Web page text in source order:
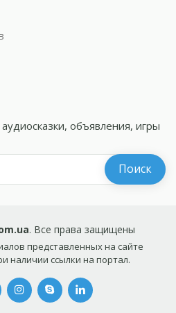
объявления, игры
. Все права защищены
представленных на сайте
наличии ссылки на портал.